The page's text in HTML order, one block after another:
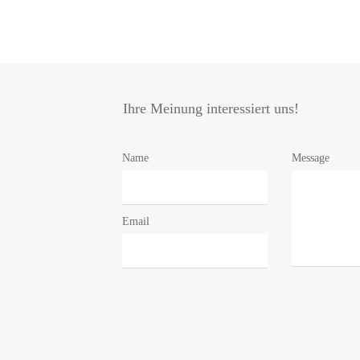
Ihre Meinung interessiert uns!
Name
Email
Message